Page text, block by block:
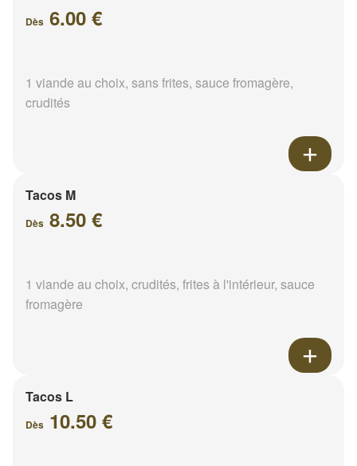
Dès 6.00 €
1 viande au choix, sans frites, sauce fromagère,
crudités
Tacos M
Dès 8.50 €
1 viande au choix, crudités, frites à l'intérieur, sauce
fromagère
Tacos L
Dès 10.50 €